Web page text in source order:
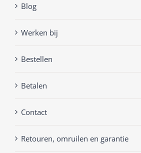
Blog
Werken bij
Bestellen
Betalen
Contact
Retouren, omruilen en garantie